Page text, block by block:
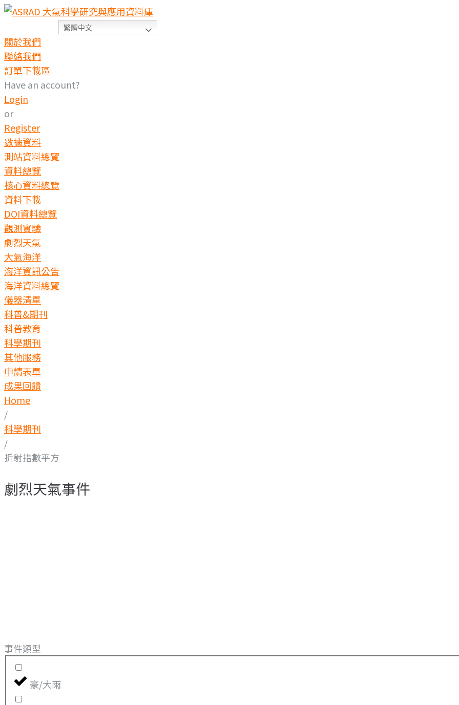
繁體中文
關於我們
聯絡我們
訂單下載區
Have an account?
Login
or
Register
數據資料
測站資料總覽
資料總覽
核心資料總覽
資料下載
DOI資料總覽
觀測實驗
劇烈天氣
大氣海洋
海洋資訊公告
海洋資料總覽
儀器清單
科普&期刊
科普教育
科學期刊
其他服務
申請表單
成果回饋
Home
/
科學期刊
/
折射指數平方
劇烈天氣事件
事件類型
豪/大雨